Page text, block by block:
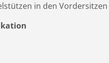
in den Vordersitzen